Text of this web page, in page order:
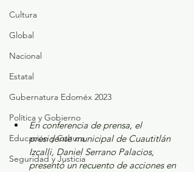
Cultura
Global
Nacional
Estatal
Gubernatura Edoméx 2023
Política y Gobierno
Educación y Cultura
Seguridad y Justicia
En conferencia de prensa, el
presidente municipal de Cuautitlán
Izcalli, Daniel Serrano Palacios,
presentó un recuento de acciones en